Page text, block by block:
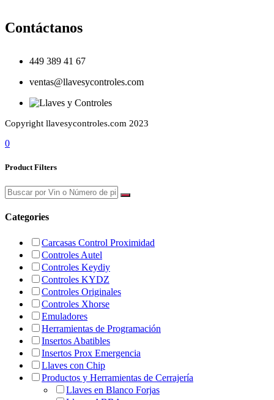
Contáctanos
449 389 41 67
ventas@llavesycontroles.com
Copyright llavesycontroles.com 2023
0
Product Filters
Categories
Carcasas Control Proximidad
Controles Autel
Controles Keydiy
Controles KYDZ
Controles Originales
Controles Xhorse
Emuladores
Herramientas de Programación
Insertos Abatibles
Insertos Prox Emergencia
Llaves con Chip
Productos y Herramientas de Cerrajería
Llaves en Blanco Forjas